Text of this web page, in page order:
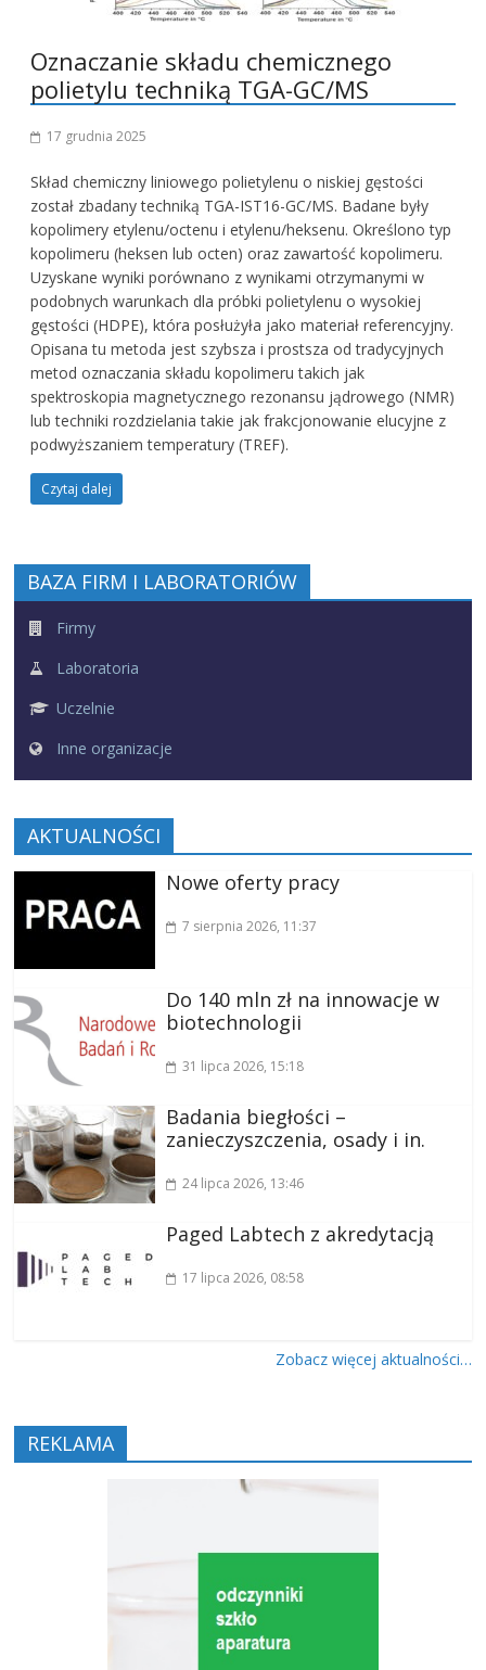
Oznaczanie składu chemicznego
polietylu techniką TGA-GC/MS
17 grudnia 2025
Skład chemiczny liniowego polietylenu o niskiej gęstości
został zbadany techniką TGA-IST16-GC/MS. Badane były
kopolimery etylenu/octenu i etylenu/heksenu. Określono typ
kopolimeru (heksen lub octen) oraz zawartość kopolimeru.
Uzyskane wyniki porównano z wynikami otrzymanymi w
podobnych warunkach dla próbki polietylenu o wysokiej
gęstości (HDPE), która posłużyła jako materiał referencyjny.
Opisana tu metoda jest szybsza i prostsza od tradycyjnych
metod oznaczania składu kopolimeru takich jak
spektroskopia magnetycznego rezonansu jądrowego (NMR)
lub techniki rozdzielania takie jak frakcjonowanie elucyjne z
podwyższaniem temperatury (TREF).
Czytaj dalej
BAZA FIRM I LABORATORIÓW
Firmy
Laboratoria
Uczelnie
Inne organizacje
AKTUALNOŚCI
Nowe oferty pracy
7 sierpnia 2026, 11:37
Do 140 mln zł na innowacje w
biotechnologii
31 lipca 2026, 15:18
Badania biegłości –
zanieczyszczenia, osady i in.
24 lipca 2026, 13:46
Paged Labtech z akredytacją
17 lipca 2026, 08:58
Zobacz więcej aktualności…
REKLAMA